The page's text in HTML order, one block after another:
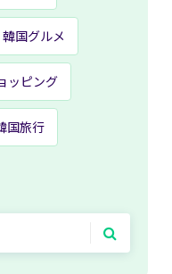
韓国グルメ
ッピング
国旅行